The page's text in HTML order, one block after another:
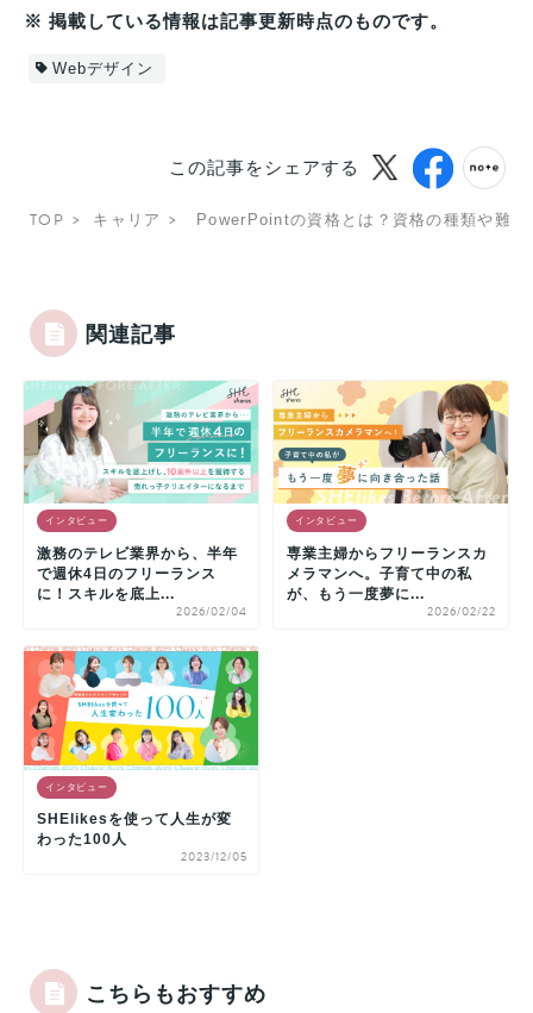
※ 掲載している情報は記事更新時点のものです。
Webデザイン
この記事をシェアする
TOP キャリア PowerPointの資格とは？資格の種類や難
関連記事
インタビュー
激務のテレビ業界から、半年
で週休4日のフリーランス
に！スキルを底上...
2026/02/04
インタビュー
専業主婦からフリーランスカ
メラマンへ。子育て中の私
が、もう一度夢に...
2026/02/22
インタビュー
SHElikesを使って人生が変
わった100人
2023/12/05
こちらもおすすめ